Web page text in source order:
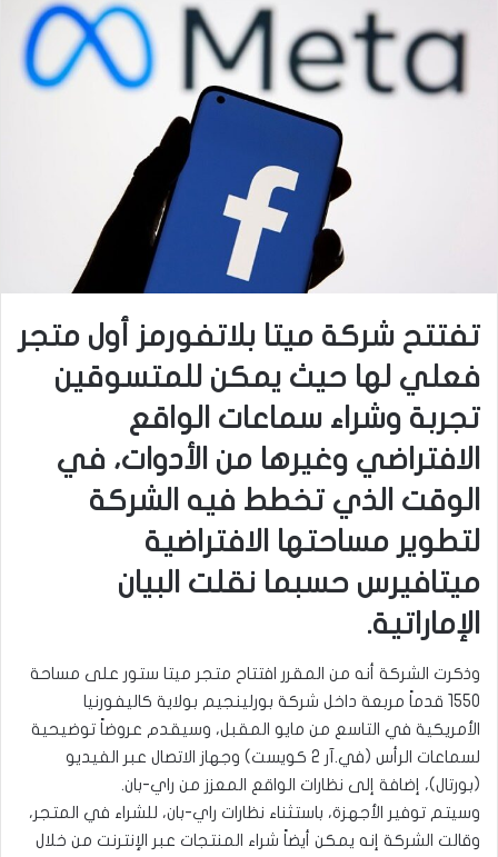
تفتتح شركة ميتا بلاتفورمز أول متجر
فعلي لها حيث يمكن للمتسوقين
تجربة وشراء سماعات الواقع
الافتراضي وغيرها من الأدوات، في
الوقت الذي تخطط فيه الشركة
لتطوير مساحتها الافتراضية
ميتافيرس حسبما نقلت البيان
الإماراتية.
وذكرت الشركة أنه من المقرر افتتاح متجر ميتا ستور على مساحة
1550 قدماً مربعة داخل شركة بورلينجيم بولاية كاليفورنيا
الأمريكية في التاسع من مايو المقبل، وسيقدم عروضاً توضيحية
لسماعات الرأس (في.آر 2 كويست) وجهاز الاتصال عبر الفيديو
(بورتال)، إضافة إلى نظارات الواقع المعزز من راي-بان.
وسيتم توفير الأجهزة، باستثناء نظارات راي-بان، للشراء في المتجر،
وقالت الشركة إنه يمكن أيضاً شراء المنتجات عبر الإنترنت من خلال